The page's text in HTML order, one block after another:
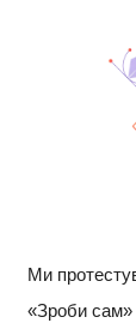
Ми
«Зроби сам»